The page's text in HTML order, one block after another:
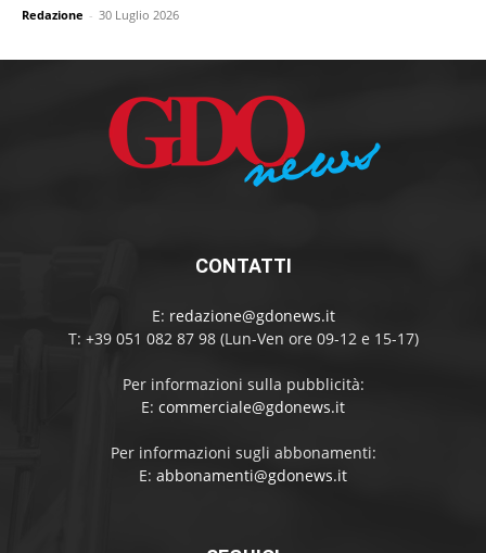
Redazione - 30 Luglio 2026
CONTATTI
E: redazione@gdonews.it
T: +39 051 082 87 98 (Lun-Ven ore 09-12 e 15-17)
Per informazioni sulla pubblicità:
E: commerciale@gdonews.it
Per informazioni sugli abbonamenti:
E: abbonamenti@gdonews.it